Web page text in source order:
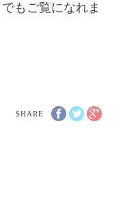
でもご覧になれま
SHARE